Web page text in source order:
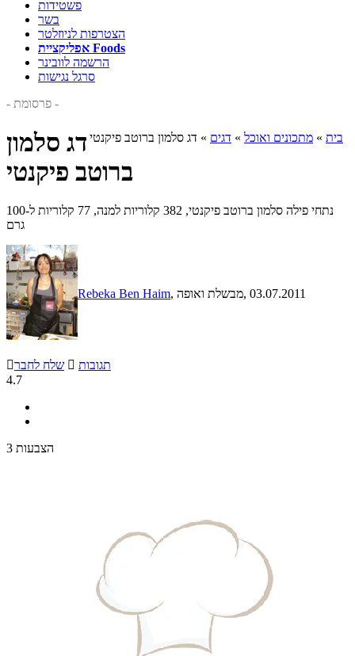
פשטידות
בשר
הצטרפות לניוזלטר
אפליקציית Foods
הרשמה לוובינר
סרגל נגישות
- פרסומת -
בית » מתכונים ואוכל » דגים » דג סלמון ברוטב פיקנטי דג סלמון
ברוטב פיקנטי
נתחי פילה סלמון ברוטב פיקנטי, 382 קלוריות למנה, 77 קלוריות ל-100
גרם
Rebeka Ben Haim , מבשלת ואופה, 03.07.2011
שלח לחבר  תגובות
4.7
3 הצבעות